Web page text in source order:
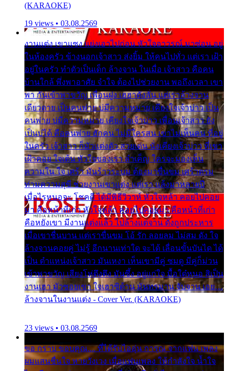
(KARAOKE)
19 views • 03.08.2569
งานแต่ง เขาแซง แย่งเอาไปก่อน หัวใจอาวรณ์ มาซ่อน อยู่
ในห้องครัว ข้างนอกเจ้าสาว ส่งยิ้ม ให้คนไปทั่ว แต่เรา เฝ้า
อยู่ในครัว ทำตัวเป็นเด็ก ล้างจาน ในเมื่อ เจ้าสาว คือคน
บ้านใกล้ พึ่งพาอาศัย จำใจ ต้องไปช่วยงาน พอถึงเวลา เขา
พา กันเข้าพาขวัญ เพื่อนฝูง เฮฮาดังลั่น แต่เราล้างจาน
เดียวดาย เป็นคนพ่าย บ่มีความหมาย เคียงใจเจ้าบ่าว เป็น
คนพ่าย บ่มีความหมาย เคียงใจเจ้าบ่าว เพื่อนเจ้าสาว ยัง
เป็นบ่ได้ คือคนพ่าย ฮักคน ไม่มีใครสน เขาไม่เห็นคน ที่อยู่
ในครัว เจ้าสาว ก็มัวแต่งตัว สวยเด่น นั่งเคียงเจ้าบ่าว ที่เขา
เฝ้าคอย ใจเต้น หัวใจของเรา ลำเค็ญ ใครจะมองเห็น
ความใน ใจ เศร้า มันร้าวระบม ต้องมาขื่นขม เศร้าตรม
ท่ามความสุขี ช่วยงานเขาแต่ง แต่เรา แล้งมาหลายปี
เมื่อไรหนอจะ โชคดี ได้มีพิธีวิวาห์ หัวใจหล้า คอยไปคอย
มา คือหน้าที่เก่า หัวใจหล้า คอยไปคอยมา คือหน้าที่เก่า
คือหยังเขา มีงานแต่งแล้ว ไปล้างแต่จาน ดั่งถูกประหาร
เมื่อเขาชื่นบาน แต่เราขื่นขม โอ้ รัก ลอยลม ไม่สม ดัง ใจ
ล้างจานคอยคู่ ไม่รู้ อีกนานเท่าใด จะได้ เลื่อนขั้นบันได ได้
เป็น ตำแหน่งเจ้าสาว มันเหงา เห็นเขามีคู่ ซมดู มีคู่ก็ม่วน
เข้าพาขวัญ เสียงโห่ตึงตึง มันซึ้ง อยู่แก่ใจ มื้อใด๋หนอ สิเป็น
งานเฮา มัวซอยเขา ใจเฮาซิด้าน มันทรมาน จับจาน เอย…
ล้างจานในงานแต่ง - Cover Ver. (KARAOKE)
23 views • 03.08.2569
ขอ กราบ ขอบคุณ.... ที่ได้รับไออุ่น การุณ จากแฟน เพลง
ผมแสนชื่นใจ หายวังเวง เมื่อแฟนเพลง ให้กำลังใจ น้ำใจ